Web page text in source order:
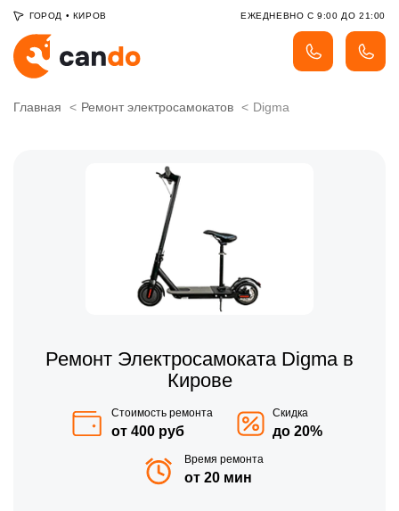
ГОРОД • КИРОВ ЕЖЕДНЕВНО С 9:00 ДО 21:00
Главная Ремонт электросамокатов Digma
Ремонт Электросамоката Digma в
Кирове
Стоимость ремонта
от 400 руб
Скидка
до 20%
Время ремонта
от 20 мин